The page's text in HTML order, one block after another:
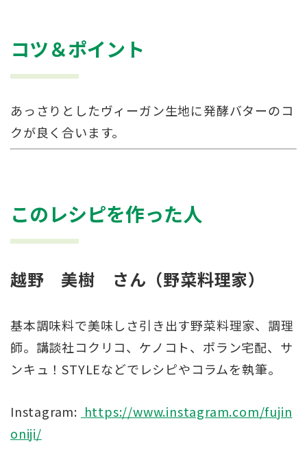
コツ＆ポイント
あっさりとしたヴィーガン生地に発酵バターのコ
クが良く合います。
このレシピを作った人
越野 美樹 さん（野菜料理家）
基本調味料で美味しさ引き出す野菜料理家、調理
師。講談社コクリコ、ケノコト、ポラン宅配、サ
ンキュ！STYLEなどでレシピやコラムを執筆。
Instagram: https://www.instagram.com/fujin
oniji/